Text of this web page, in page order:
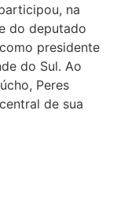
na
do deputado
presidente
do Sul. Ao
Peres
de sua